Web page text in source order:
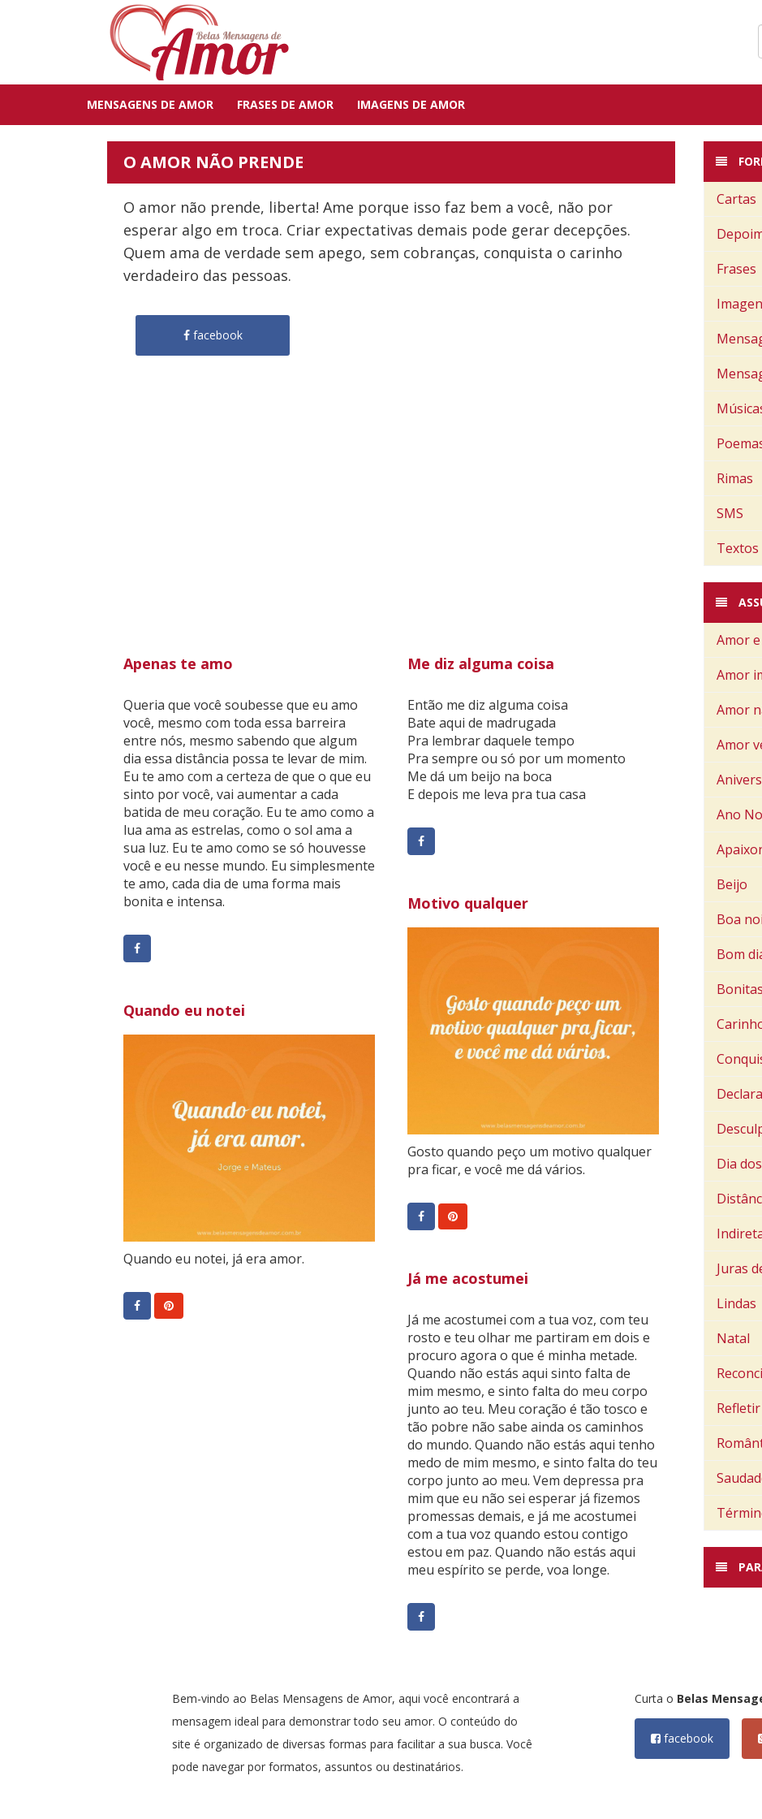
MENSAGENS DE AMOR FRASES DE AMOR IMAGENS DE AMOR
O AMOR NÃO PRENDE
O amor não prende, liberta! Ame porque isso faz bem a você, não por
esperar algo em troca. Criar expectativas demais pode gerar decepções.
Quem ama de verdade sem apego, sem cobranças, conquista o carinho
verdadeiro das pessoas.
facebook
Apenas te amo
Queria que você soubesse que eu amo
você, mesmo com toda essa barreira
entre nós, mesmo sabendo que algum
dia essa distância possa te levar de mim.
Eu te amo com a certeza de que o que eu
sinto por você, vai aumentar a cada
batida de meu coração. Eu te amo como a
lua ama as estrelas, como o sol ama a
sua luz. Eu te amo como se só houvesse
você e eu nesse mundo. Eu simplesmente
te amo, cada dia de uma forma mais
bonita e intensa.
Me diz alguma coisa
Então me diz alguma coisa
Bate aqui de madrugada
Pra lembrar daquele tempo
Pra sempre ou só por um momento
Me dá um beijo na boca
E depois me leva pra tua casa
Motivo qualquer
Gosto quando peço um motivo qualquer
pra ficar, e você me dá vários.
Quando eu notei
Quando eu notei, já era amor.
Já me acostumei
Já me acostumei com a tua voz, com teu
rosto e teu olhar me partiram em dois e
procuro agora o que é minha metade.
Quando não estás aqui sinto falta de
mim mesmo, e sinto falta do meu corpo
junto ao teu. Meu coração é tão tosco e
tão pobre não sabe ainda os caminhos
do mundo. Quando não estás aqui tenho
medo de mim mesmo, e sinto falta do teu
corpo junto ao meu. Vem depressa pra
mim que eu não sei esperar já fizemos
promessas demais, e já me acostumei
com a tua voz quando estou contigo
estou em paz. Quando não estás aqui
meu espírito se perde, voa longe.
Cartas
Frases
Rimas
SMS
Textos
Amor
Amor
Amor
Amor
Ano
Beijo
Boa
Bom
Bonitas
Dia
Juras
Lindas
Natal
Refletir
Bem-vindo ao Belas Mensagens de Amor, aqui você encontrará a
mensagem ideal para demonstrar todo seu amor. O conteúdo do
site é organizado de diversas formas para facilitar a sua busca. Você
pode navegar por formatos, assuntos ou destinatários.
Curta o Belas
facebook